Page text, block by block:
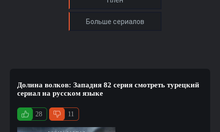
Долина волков: Западня 82 серия смотреть турецкий
сериал на русском языке
28 11